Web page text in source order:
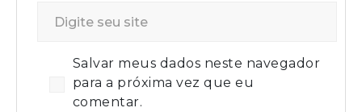
Salvar meus dados neste navegador
para a próxima vez que eu
comentar.